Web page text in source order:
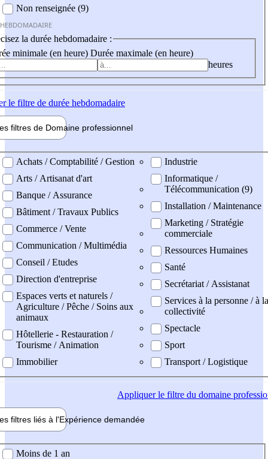
Non renseignée (9)
la durée hebdomadaire :
minimale (en heure) Durée maximale (en heure)
heures
le filtre de durée hebdomadaire
filtres de Domaine professionnel
professionel
Achats / Comptabilité / Gestion
Arts / Artisanat d'art
Banque / Assurance
Bâtiment / Travaux Publics
Commerce / Vente
Communication / Multimédia
Conseil / Etudes
Direction d'entreprise
Espaces verts et naturels /
Agriculture / Pêche / Soins aux
animaux
Hôtellerie - Restauration /
Tourisme / Animation
Immobilier
Industrie
Informatique /
Télécommunication (9)
Installation / Maintenance
Marketing / Stratégie
commerciale
Ressources Humaines
Santé
Secrétariat / Assistanat
Services à la personne / à la
collectivité
Spectacle
Sport
Transport / Logistique
Appliquerle filtre du domaine
filtres liés à l'Expérience demandée
demandée
Moins de 1 an